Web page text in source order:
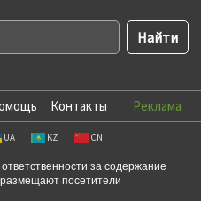
Контакты Реклама
UA KZ CN
за содержание
посетители